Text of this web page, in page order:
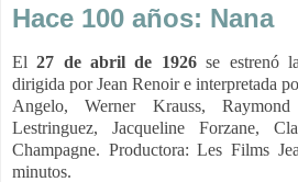
Hace 100 años: Nana
El 27 de abril de 1926se estrenó
dirigida por Jean Renoir e interpretada
Angelo, Werner Krauss, Raymond
Lestringuez, Jacqueline Forzane,
Champagne. Productora: Les Films
minutos.